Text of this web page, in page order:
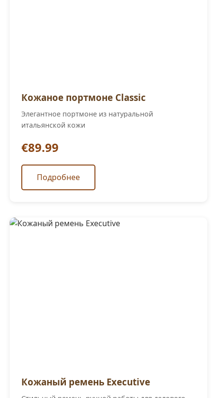
Кожаное портмоне Classic
Элегантное портмоне из натуральной
итальянской кожи
€89.99
Подробнее
Кожаный ремень Executive